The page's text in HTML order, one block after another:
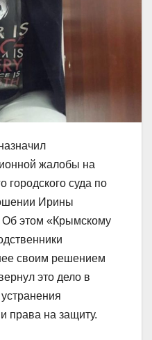
жалобы на
городского суда по
Ирины
этом «Крымскому
своим решением
это дело в
права на защиту.